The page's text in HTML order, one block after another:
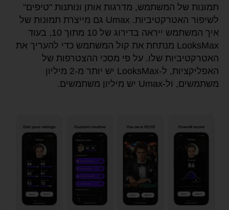
תמונות של המשתמש, מדרגות אותן ונותנות "טיפים"
לשיפור האטרקטיביות. Umax גם מייצרת תמונות של
איך המשתמש ייראה בדירוג של 10 מתוך 10, בעוד
LooksMax מנתחת את קול המשתמש כדי להעריך את
האטרקטיביות שלו. על פי מסכי ההצטרפות של
האפליקציות, ל-LooksMax יש יותר מ-2 מיליון
משתמשים, ול-Umax יש מיליון משתמשים.